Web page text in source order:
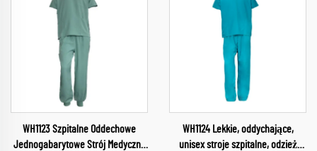
kapturem
WH1123 Szpitalne Oddechowe
Jednogabarytowe Strój Medyczny
WH1124 Lekkie, oddychające,
unisex stroje szpitalne, odzież